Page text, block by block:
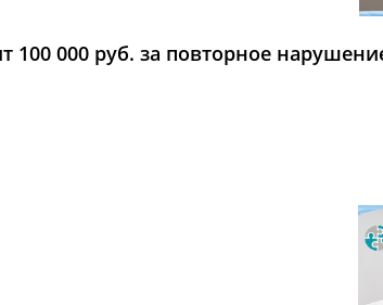
100 000 руб. за повторное